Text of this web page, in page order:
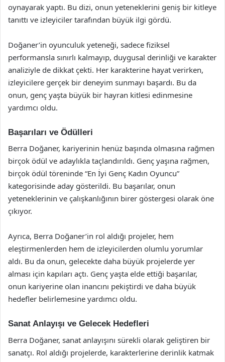
oynayarak yaptı. Bu dizi, onun yeteneklerini geniş bir kitleye
tanıttı ve izleyiciler tarafından büyük ilgi gördü.
Doğaner’in oyunculuk yeteneği, sadece fiziksel
performansla sınırlı kalmayıp, duygusal derinliği ve karakter
analiziyle de dikkat çekti. Her karakterine hayat verirken,
izleyicilere gerçek bir deneyim sunmayı başardı. Bu da
onun, genç yaşta büyük bir hayran kitlesi edinmesine
yardımcı oldu.
Başarıları ve Ödülleri
Berra Doğaner, kariyerinin henüz başında olmasına rağmen
birçok ödül ve adaylıkla taçlandırıldı. Genç yaşına rağmen,
birçok ödül töreninde “En İyi Genç Kadın Oyuncu”
kategorisinde aday gösterildi. Bu başarılar, onun
yeteneklerinin ve çalışkanlığının birer göstergesi olarak öne
çıkıyor.
Ayrıca, Berra Doğaner’in rol aldığı projeler, hem
eleştirmenlerden hem de izleyicilerden olumlu yorumlar
aldı. Bu da onun, gelecekte daha büyük projelerde yer
alması için kapıları açtı. Genç yaşta elde ettiği başarılar,
onun kariyerine olan inancını pekiştirdi ve daha büyük
hedefler belirlemesine yardımcı oldu.
Sanat Anlayışı ve Gelecek Hedefleri
Berra Doğaner, sanat anlayışını sürekli olarak geliştiren bir
sanatçı. Rol aldığı projelerde, karakterlerine derinlik katmak